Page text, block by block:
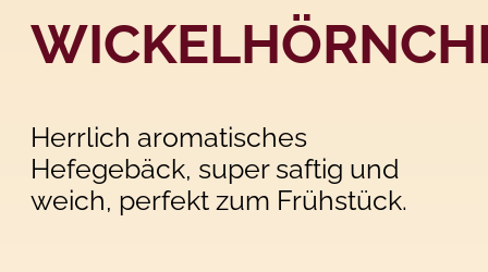
Herrlich aromatisches
Hefegebäck, super saftig und
weich, perfekt zum Frühstück.